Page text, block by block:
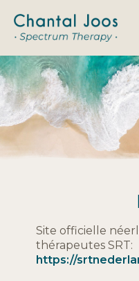
Site officielle
thérapeutes SRT:
https://